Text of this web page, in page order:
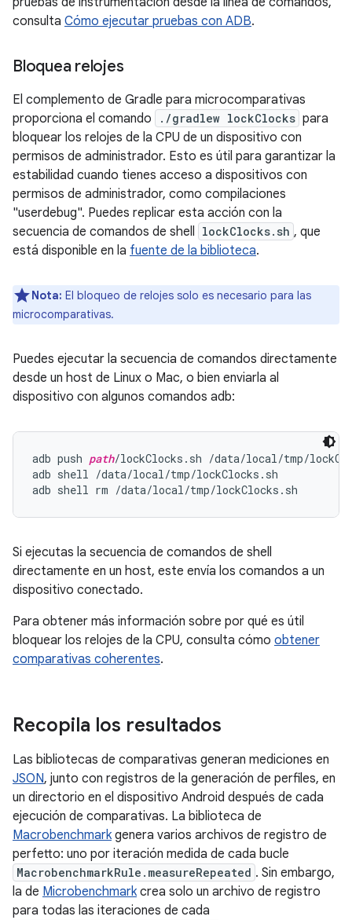
consulta Cómo ejecutar pruebas con ADB.
Bloquea relojes
El complemento de Gradle para microcomparativas
proporciona el comando
./gradlew lockClocks para
bloquear los relojes de la CPU de un dispositivo con
permisos de administrador. Esto es útil para garantizar la
estabilidad cuando tienes acceso a dispositivos con
permisos de administrador, como compilaciones
"userdebug". Puedes replicar esta acción con la
secuencia de comandos de shell lockClocks.sh , que
está disponible en la fuente de la biblioteca.
Nota: El bloqueo de relojes solo es necesario para las
microcomparativas.
Puedes ejecutar la secuencia de comandos directamente
desde un host de Linux o Mac, o bien enviarla al
dispositivo con algunos comandos adb:
adb push path/lockClocks.sh /data/local/tmp/
adb shell /data/local/tmp/lockClocks.sh
Si ejecutas la secuencia de comandos de shell
directamente en un host, este envía los comandos a un
dispositivo conectado.
Para obtener más información sobre por qué es útil
bloquear los relojes de la CPU, consulta cómo obtener
comparativas coherentes.
Recopila los resultados
Las bibliotecas de comparativas generan mediciones en
JSON, junto con registros de la generación de perfiles, en
un directorio en el dispositivo Android después de cada
ejecución de comparativas. La biblioteca de
Macrobenchmarkgenera varios archivos de registro de
perfetto: uno por iteración medida de cada bucle
MacrobenchmarkRule.measureRepeated . Sin embargo,
la de Microbenchmarkcrea solo un archivo de registro
para todas las iteraciones de cada